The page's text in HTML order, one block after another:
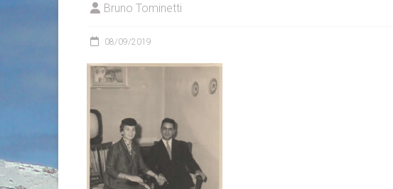
Bruno Tominetti
08/09/2019